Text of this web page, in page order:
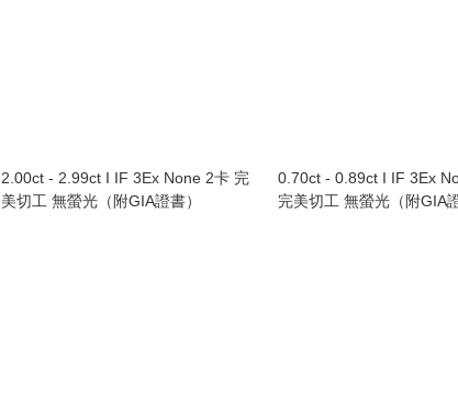
2.00ct - 2.99ct I IF 3Ex None 2卡 完
美切工 無螢光（附GIA證書）
0.70ct - 0.89ct I IF 3Ex
完美切工 無螢光（附GIA